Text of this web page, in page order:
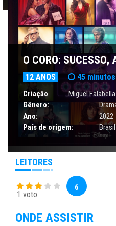
O CORO: SUCESSO,
12 ANOS 45 minutos
Criação
Miguel Falabella
Gênero:
Ano:
2022
País de origem:
Brasil
LEITORES
1 voto
6
ONDE ASSISTIR